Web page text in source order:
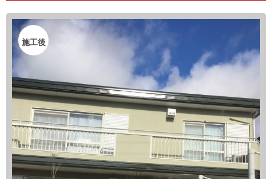
施工後